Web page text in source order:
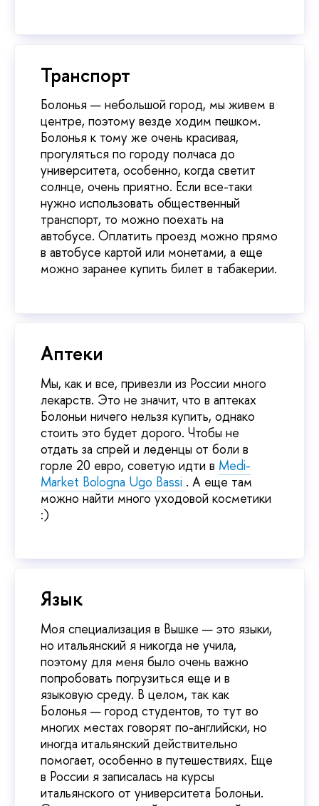
Транспорт
Болонья — небольшой город, мы живем в
центре, поэтому везде ходим пешком.
Болонья к тому же очень красивая,
прогуляться по городу полчаса до
университета, особенно, когда светит
солнце, очень приятно. Если все-таки
нужно использовать общественный
транспорт, то можно поехать на
автобусе. Оплатить проезд можно прямо
в автобусе картой или монетами, а еще
можно заранее купить билет в табакерии.
Аптеки
Мы, как и все, привезли из России много
лекарств. Это не значит, что в аптеках
Болоньи ничего нельзя купить, однако
стоить это будет дорого. Чтобы не
отдать за спрей и леденцы от боли в
горле 20 евро, советую идти в Medi-
Market Bologna Ugo Bassi . А еще там
можно найти много уходовой косметики
:)
Язык
Моя специализация в Вышке — это языки,
но итальянский я никогда не учила,
поэтому для меня было очень важно
попробовать погрузиться еще и в
языковую среду. В целом, так как
Болонья — город студентов, то тут во
многих местах говорят по-английски, но
иногда итальянский действительно
помогает, особенно в путешествиях. Еще
в России я записалась на курсы
итальянского от университета Болоньи.